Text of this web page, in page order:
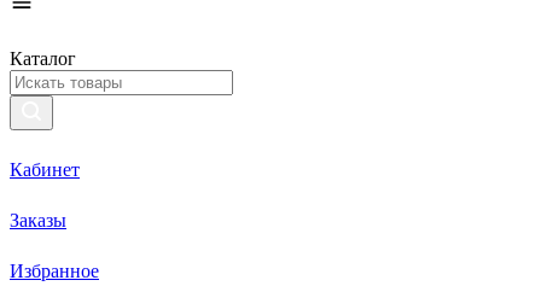
Каталог
Кабинет
Заказы
Избранное